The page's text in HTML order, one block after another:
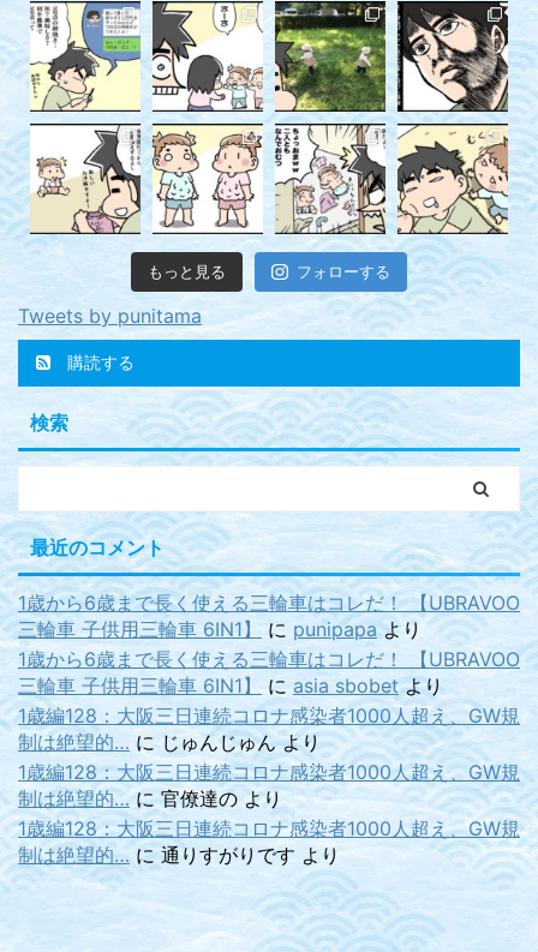
もっと見る フォローする
Tweets by punitama
購読する
検索
最近のコメント
1歳から6歳まで長く使える三輪車はコレだ！ 【UBRAVOO
三輪車 子供用三輪車 6IN1】
に punipapa より
1歳から6歳まで長く使える三輪車はコレだ！ 【UBRAVOO
三輪車 子供用三輪車 6IN1】
に asia sbobetより
1歳編128：大阪三日連続コロナ感染者1000人超え、GW規
制は絶望的… に じゅんじゅんより
1歳編128：大阪三日連続コロナ感染者1000人超え、GW規
制は絶望的…に 官僚達の より
1歳編128：大阪三日連続コロナ感染者1000人超え、GW規
制は絶望的…に通りすがりです より